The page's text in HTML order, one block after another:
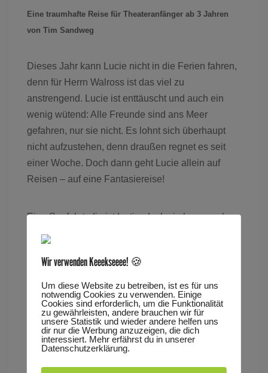
Eine traumhafte Reise für Theateranfänger ab 3 Jahren
von Tim Sandweg
Dieses Jahr kann Lucie nicht in die Ferien fahren,
denn für Herrn Walross ist das viel zu
anstrengend. Lucie ist enttäuscht und auch ein
wenig wütend: Alle Freunde sind ans Meer
gefahren, nur sie nicht. Es lohnt sich überhaupt
nicht aufzustehen, denn draußen regnet es seit
einer Woche. Doch dann geht Lucie allein auf
Reisen – auf eine Fantasiereise!
Eine Seefahrt, die ist lustig, doch sie kann auch
ziemlich gefährlich werden. Nur gut, dass Lucie
Alltagsgegenständen entwickeln sich
Abenteuergeschichten – und schließlich geht
sogar Herr Walross mit auf Reisen.
Es spielt: Véronique Weber
Wir verwenden Keeekseeee! 🍪
Um diese Website zu betreiben, ist es für uns
notwendig Cookies zu verwenden. Einige
Cookies sind erforderlich, um die Funktionalität
zu gewährleisten, andere brauchen wir für
unsere Statistik und wieder andere helfen uns
dir nur die Werbung anzuzeigen, die dich
interessiert. Mehr erfährst du in unserer
Datenschutzerklärung.